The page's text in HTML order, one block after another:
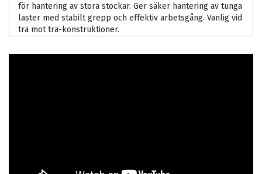
för hantering av stora stockar. Ger säker hantering av tunga
laster med stabilt grepp och effektiv arbetsgång. Vanlig vid
trä mot trä-konstruktioner.